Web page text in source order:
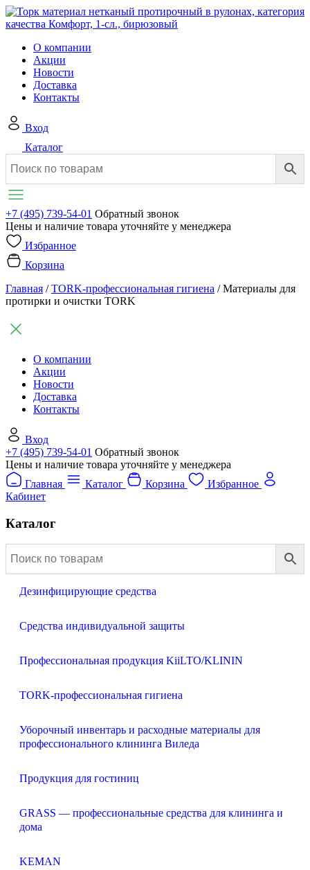
О компании
Акции
Новости
Доставка
Контакты
Вход
Каталог
+7 (495) 739-54-01 Обратный звонок
Цены и наличие товара уточняйте у менеджера
Избранное
Корзина
Главная /TORK-профессиональная гигиена /Материалы для
протирки и очистки TORK
О компании
Акции
Новости
Доставка
Контакты
Вход
+7 (495) 739-54-01 Обратный звонок
Цены и наличие товара уточняйте у менеджера
Главная
Каталог Корзина
Избранное
Кабинет
Каталог
Дезинфицирующие средства
Средства индивидуальной защиты
Профессиональная продукция KiiLTO/KLININ
TORK-профессиональная гигиена
Уборочный инвентарь и расходные материалы для
профессионального клининга Виледа
Продукция для гостиниц
GRASS — профессиональные средства для клининга и
дома
KEMAN